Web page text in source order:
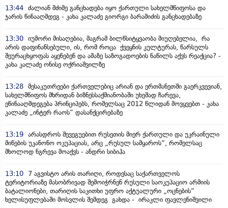
13:44 ძალიან მძიმე განცხადება იყო ქართული სახელმწიფოსა და
ჯარის წინააღმდეგ - კახა კალაძე გიორგი ბარამიძის განცხადებაზე
13:30 იუმორი მისაღებია, მაგრამ ბილწსიტყვაობა მიუღებელია, რა
არის დაფინანსებული, ის, რომ როცა ქვეყნის კულტურას, წარსულს
შეურაცხყოფას აყენებენ და ამაზე საზოგადოების ნაწილს აქვს რეაქცია? -
კახა კალაძე ონისე ოქრიაშვილზე
13:28 მესაკუთრეები ქართველებიც არიან და ერთმანეთში გაერკვევიან,
სახელმწიფოს მხრიდან ბიზნესსაქმიანობაში უხეშად ჩარევა,
ეწინააღმდეგება პრინციპებს, რომელსაც 2012 წლიდან მოვყვებთ - კახა
კალაძე „ინტერ რაოს“ დასანქცირებაზე
13:19 არასდროს შევეგუებით რუსეთის მიერ ქართული და უკრაინული
მიწების უკანონო ოკუპაციას, არც „რუსულ სამყაროს“, რომელსაც
მხოლოდ ნგრევა მოაქვს - ანდრი სიბიჰა
13:10
7 აგვისტო არის თარიღი, როდესაც საქართველოს
ტერიტორიაზე მასობრივად შემოიჭრნენ რუსული საოკუპაციო არმიის
ბატალიონები, თარიღის საკითხი უფრო აქტუალური „ოცნების“
ხელისუფლებაში მოსვლის შემდეგ გახდა - ირაკლი ფავლენიშვილი